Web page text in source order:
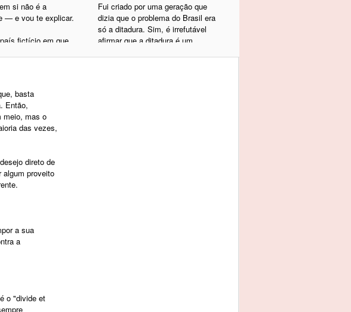
si não é a
— e vou te explicar.
fictício em que
temos uma
salarial de nove mil
Se o problema for
o foco
entre os grupos,
renda dos 80% da
Fui criado por uma geração que
dizia que o problema do Brasil era
só a ditadura. Sim, é irrefutável
afirmar que a ditadura é um
basta
Então,
meio, mas o
das vezes,
direto de
algum proveito
a sua
a
o "divide et